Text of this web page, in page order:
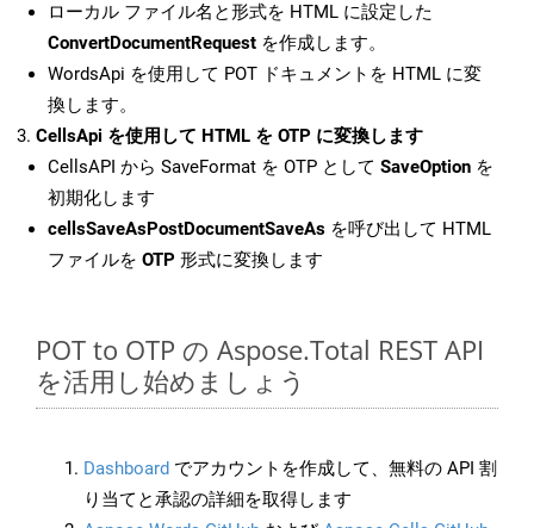
ローカル ファイル名と形式を HTML に設定した
ConvertDocumentRequest を作成します。
WordsApi を使用して POT ドキュメントを HTML に変
換します。
CellsApi を使用して HTML を OTP に変換します
CellsAPI から SaveFormat を OTP として SaveOption を
初期化します
cellsSaveAsPostDocumentSaveAs を呼び出して HTML
ファイルを OTP 形式に変換します
POT to OTP の Aspose.Total REST API
を活用し始めましょう
Dashboard でアカウントを作成して、無料の API 割
り当てと承認の詳細を取得します